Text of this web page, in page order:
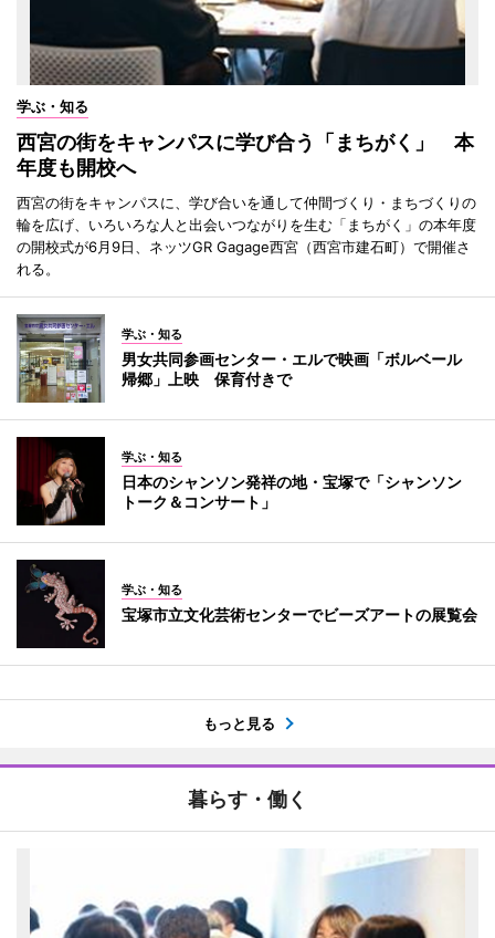
学ぶ・知る
西宮の街をキャンパスに学び合う「まちがく」 本
年度も開校へ
西宮の街をキャンパスに、学び合いを通して仲間づくり・まちづくりの
輪を広げ、いろいろな人と出会いつながりを生む「まちがく」の本年度
の開校式が6月9日、ネッツGR Gagage西宮（西宮市建石町）で開催さ
れる。
学ぶ・知る
男女共同参画センター・エルで映画「ボルベール
帰郷」上映 保育付きで
学ぶ・知る
日本のシャンソン発祥の地・宝塚で「シャンソン
トーク＆コンサート」
学ぶ・知る
宝塚市立文化芸術センターでビーズアートの展覧会
もっと見る
暮らす・働く